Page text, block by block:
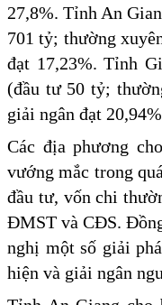
27,8%. Tỉnh An
701 tỷ; thường
đạt 17,23%. Tỉnh
(đầu tư 50 tỷ;
giải ngân đạt
Các địa phương
vướng mắc trong
đầu tư, vốn chi
ĐMST và CĐS.
nghị một số giải
hiện và giải ngân